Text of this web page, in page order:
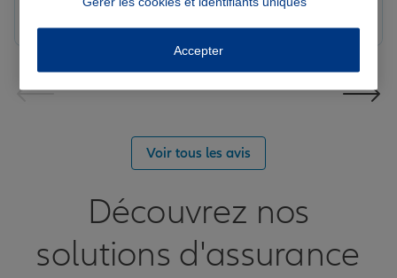
Voir tous les avis
Découvrez nos
solutions d'assurance
Accepter